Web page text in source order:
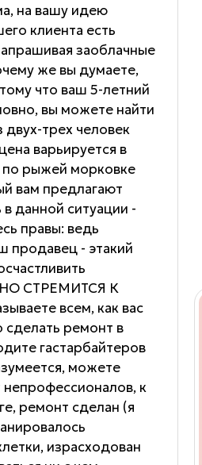
на вашу идею
клиента есть
заоблачные
же вы думаете,
что ваш 5-летний
вы можете найти
трех человек
варьируется в
по рыжей морковке
вам предлагают
данной ситуации -
правы: ведь
продавец - этакий
СТРЕМИТСЯ К
всем, как вас
сделать ремонт в
гастарбайтеров
можете
к
ремонт сделан (я
израсходован